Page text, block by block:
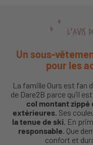
L'AVIS
Un sous-
pour les
La famille Ours est fan
de Dare2B parce qu’il
col montant zippé
extérieures . Ses
la tenue de ski . En
responsable . Que
confort et